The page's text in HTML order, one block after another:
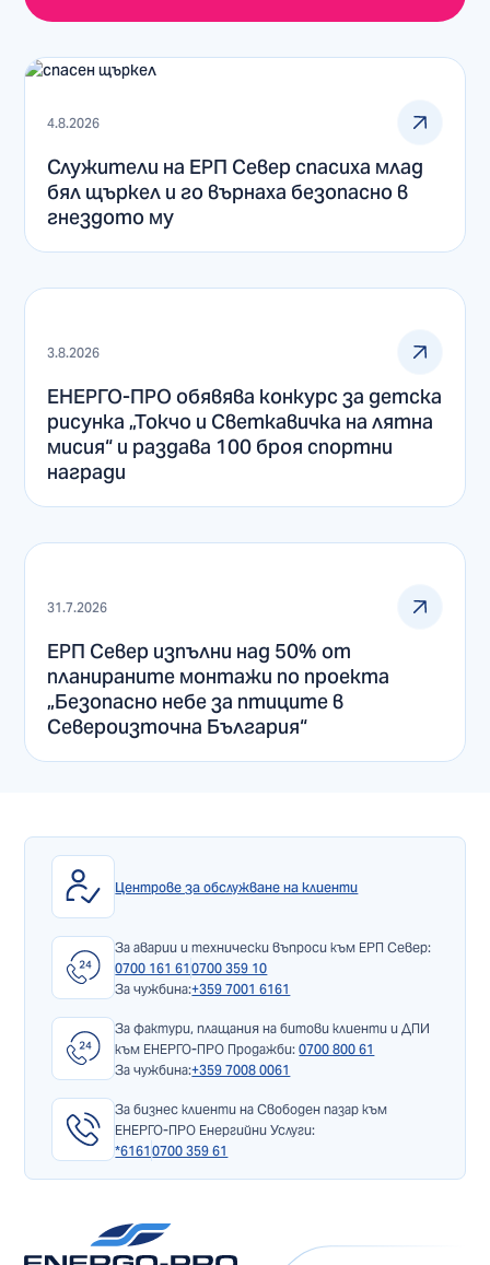
4.8.2026
Служители на ЕРП Север спасиха млад
бял щъркел и го върнаха безопасно в
гнездото му
3.8.2026
ЕНЕРГО-ПРО обявява конкурс за детска
рисунка „Токчо и Светкавичка на лятна
мисия“ и раздава 100 броя спортни
награди
31.7.2026
ЕРП Север изпълни над 50% от
планираните монтажи по проекта
„Безопасно небе за птиците в
Североизточна България“
Центрове за обслужване на клиенти
За аварии и технически въпроси към ЕРП Север:
0700 161 61 0700 359 10
За чужбина:+359 7001 6161
За фактури, плащания на битови клиенти и ДПИ
към ЕНЕРГО-ПРО Продажби:0700 800 61
За чужбина:+359 7008 0061
За бизнес клиенти на Свободен пазар към
ЕНЕРГО-ПРО Енергийни Услуги:
*6161 0700 359 61